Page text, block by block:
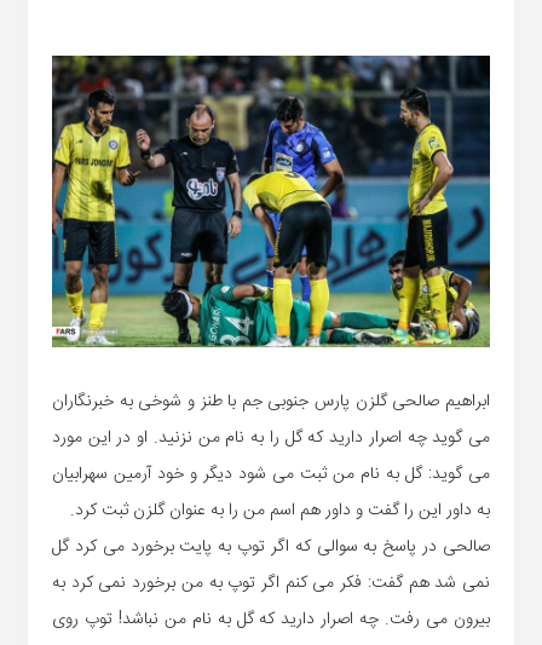
ابراهیم صالحی گلزن پارس جنوبی جم با طنز و شوخی به خبرنگاران
می گوید چه اصرار دارید که گل را به نام من نزنید. او در این مورد
می گوید: گل به نام من ثبت می شود دیگر و خود آرمین سهرابیان
به داور این را گفت و داور هم اسم من را به عنوان گلزن ثبت کرد.
صالحی در پاسخ به سوالی که اگر توپ به پایت برخورد می کرد گل
نمی شد هم گفت: فکر می کنم اگر توپ به من برخورد نمی کرد به
بیرون می رفت. چه اصرار دارید که گل به نام من نباشد! توپ روی